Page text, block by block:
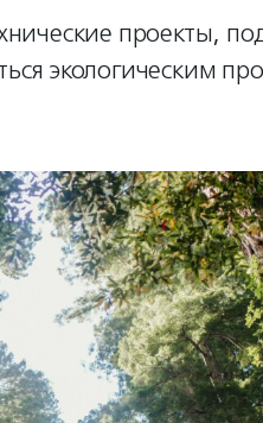
проекты,
экологическим